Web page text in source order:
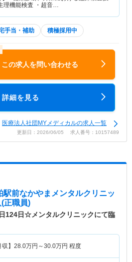
理機能検査 ・超音…
手当・補助 積極採用中
この求人を問い合わせる
詳細を見る
医療法人社団MYメディカルの求人一覧
更新日：2026/06/05 求人番号：10157489
駅前なかやまメンタルクリニッ
正職員)
124日☆メンタルクリニックにて臨
】 28.0万円～30.0万円 程度